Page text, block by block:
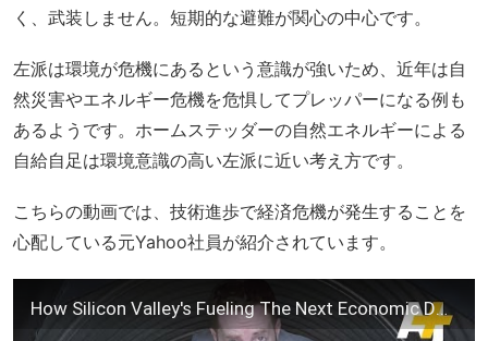
く、武装しません。短期的な避難が関心の中心です。
左派は環境が危機にあるという意識が強いため、近年は自
然災害やエネルギー危機を危惧してプレッパーになる例も
あるようです。ホームステッダーの自然エネルギーによる
自給自足は環境意識の高い左派に近い考え方です。
こちらの動画では、技術進歩で経済危機が発生することを
心配している元Yahoo社員が紹介されています。
How Silicon Valley's Fueling The Next Economic Doomsday [Divided America, Pt. 1] | AJ+ Docs